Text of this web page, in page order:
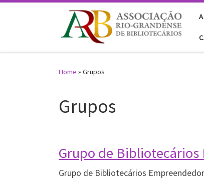
Home »Grupos
Grupos
Grupo de
Grupo de Bibliotecários